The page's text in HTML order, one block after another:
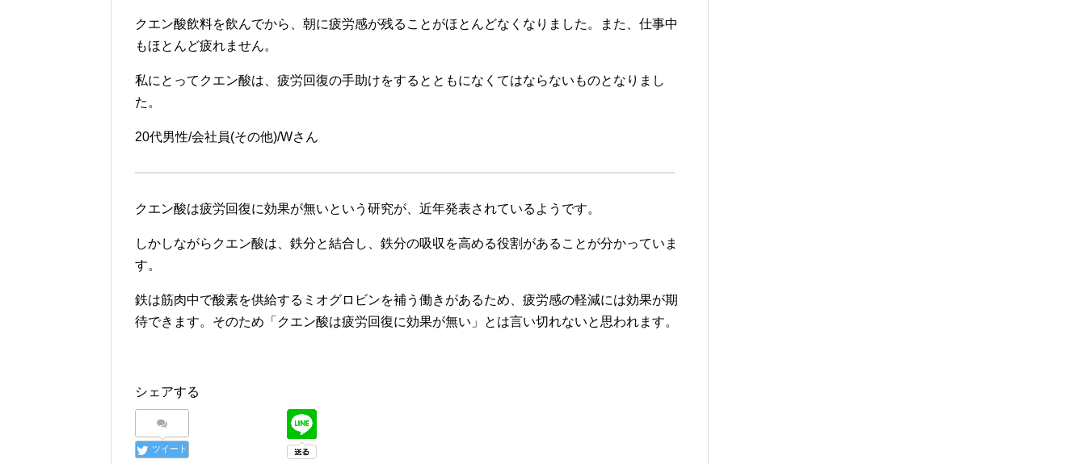
クエン酸飲料を飲んでから、朝に疲労感が残ることがほとんどなくなりました。また、仕事中
もほとんど疲れません。
私にとってクエン酸は、疲労回復の手助けをするとともになくてはならないものとなりまし
た。
20代男性/会社員(その他)/Wさん
クエン酸は疲労回復に効果が無いという研究が、近年発表されているようです。
しかしながらクエン酸は、鉄分と結合し、鉄分の吸収を高める役割があることが分かっていま
す。
鉄は筋肉中で酸素を供給するミオグロビンを補う働きがあるため、疲労感の軽減には効果が期
待できます。そのため「クエン酸は疲労回復に効果が無い」とは言い切れないと思われます。
シェアする
ツイート